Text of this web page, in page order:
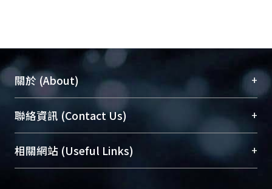
關於 (About) +
臺大位居世界頂尖大學之列，為永久珍藏及向國際
展現本校豐碩的研究成果及學術能量，圖書館整合
機構典藏（NTUR）與學術庫（AH）不同功能平
台，成為臺大學術典藏NTU scholars。期能整合研
聯絡資訊 (Contact Us) +
總館學科館員(Main Library)
醫學圖書館學科館員(Medical Library)
相關網站 (Useful Links) +